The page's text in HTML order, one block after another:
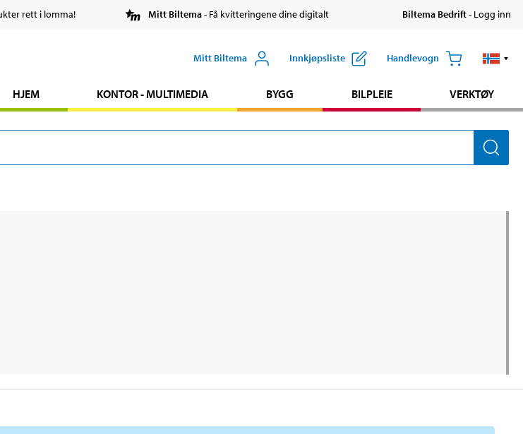
rett i lomma! Mitt Biltema- Få kvitteringene dine digitalt Biltema Bedrift- Logg inn
Mitt Biltema Innkjøpsliste Handlevogn
HJEM KONTOR - MULTIMEDIA BYGG BILPLEIE VERKTØY